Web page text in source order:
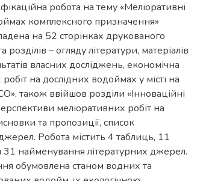
робота на тему «Меліоративні
комплексного призначення»
на 52 сторінках друкованого
розділів – огляду літератури, матеріалів
власних досліджень, економічна
на дослідних водоймах у місті на
також ввійшов розділи «Інноваційні
меліоративних робіт на
та пропозиції, список
Робота містить 4 таблиць, 11
31 найменування літературних джерел.
обумовлена станом водних та